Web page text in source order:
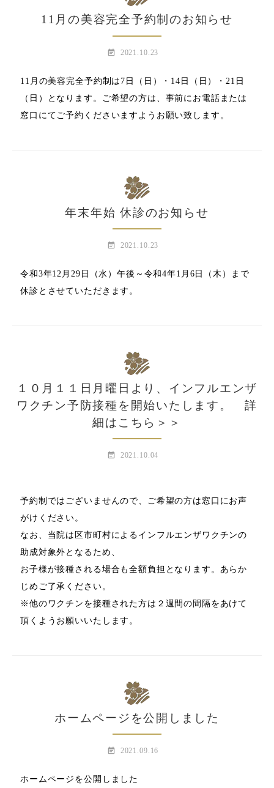
11月の美容完全予約制のお知らせ
event_note 2021.10.23
11月の美容完全予約制は7日（日）・14日（日）・21日
（日）となります。ご希望の方は、事前にお電話または
窓口にてご予約くださいますようお願い致します。
年末年始 休診のお知らせ
event_note 2021.10.23
令和3年12月29日（水）午後～令和4年1月6日（木）まで
休診とさせていただきます。
１０月１１日月曜日より、インフルエンザ
ワクチン予防接種を開始いたします。 詳
細はこちら＞＞
event_note 2021.10.04
予約制ではございませんので、ご希望の方は窓口にお声
がけください。
なお、当院は区市町村によるインフルエンザワクチンの
助成対象外となるため、
お子様が接種される場合も全額負担となります。あらか
じめご了承ください。
※他のワクチンを接種された方は２週間の間隔をあけて
頂くようお願いいたします。
ホームページを公開しました
event_note 2021.09.16
ホームページを公開しました